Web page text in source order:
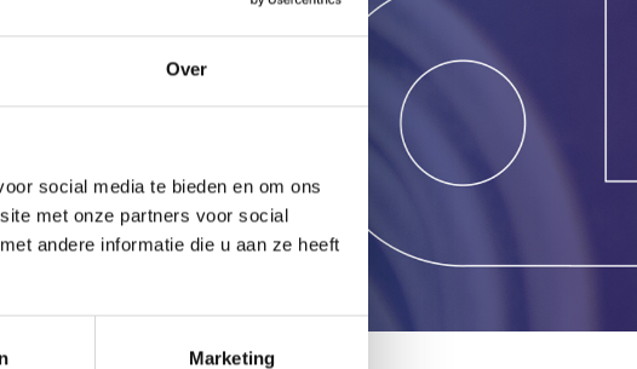
Over
social media te bieden en om ons
met onze partners voor social
andere informatie die u aan ze heeft
Marketing